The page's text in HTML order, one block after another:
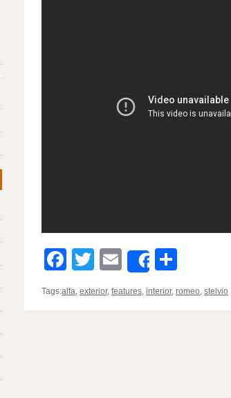
Facebook
TwitterEmailShare
Tags:alfa, exterior, features, interior, romeo, stelvio